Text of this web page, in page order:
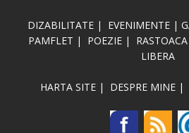
DIZABILITATE | EVENIMENTE |
PAMFLET | POEZIE | RASTOACA
LIBERA
HARTA SITE| DESPRE MINE|